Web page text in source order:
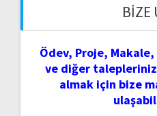
BIZE
Ödev, Proje, Makale,
ve diğer
almak için bize